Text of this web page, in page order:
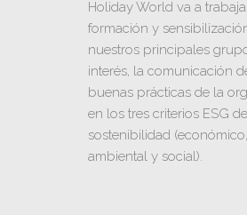
Holiday World va a
formación y
nuestros principales
interés, la comunicación
buenas prácticas de la
en los tres criterios ESG
sostenibilidad (económico,
ambiental y social).